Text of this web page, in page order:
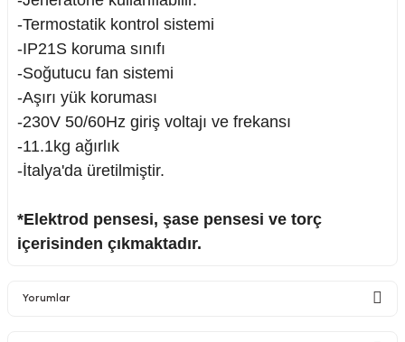
Ucu
ve Lehim Teli
-Termostatik kontrol sistemi
-IP21S koruma sınıfı
-Soğutucu fan sistemi
-Aşırı yük koruması
-230V 50/60Hz giriş voltajı ve frekansı
-11.1kg ağırlık
-İtalya'da üretilmiştir.
*Elektrod pensesi, şase pensesi ve torç
içerisinden çıkmaktadır.
Yorumlar